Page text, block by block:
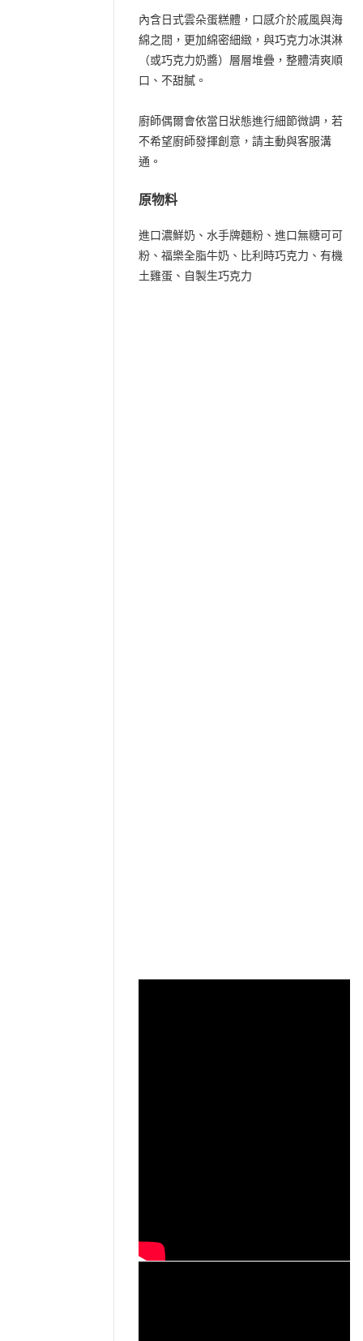
內含日式雲朵蛋糕體，口感介於戚風與海
綿之間，更加綿密細緻，與巧克力冰淇淋
（或巧克力奶醬）層層堆疊，整體清爽順
口、不甜膩。
廚師偶爾會依當日狀態進行細節微調，若
不希望廚師發揮創意，請主動與客服溝
通。
原物料
進口濃鮮奶、水手牌麵粉、進口無糖可可
粉、福樂全脂牛奶、比利時巧克力、有機
土雞蛋、自製生巧克力